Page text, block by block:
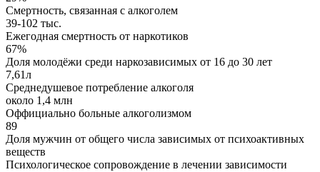
Смертность, связанная с алкоголем
39-102 тыс.
Ежегодная смертность от наркотиков
67%
Доля молодёжи среди наркозависимых от 16 до 30 лет
7,61л
Среднедушевое потребление алкоголя
около 1,4 млн
Оффициально больные алкоголизмом
89
Доля мужчин от общего числа зависимых от психоактивных
веществ
Психологическое сопровождение в лечении зависимости